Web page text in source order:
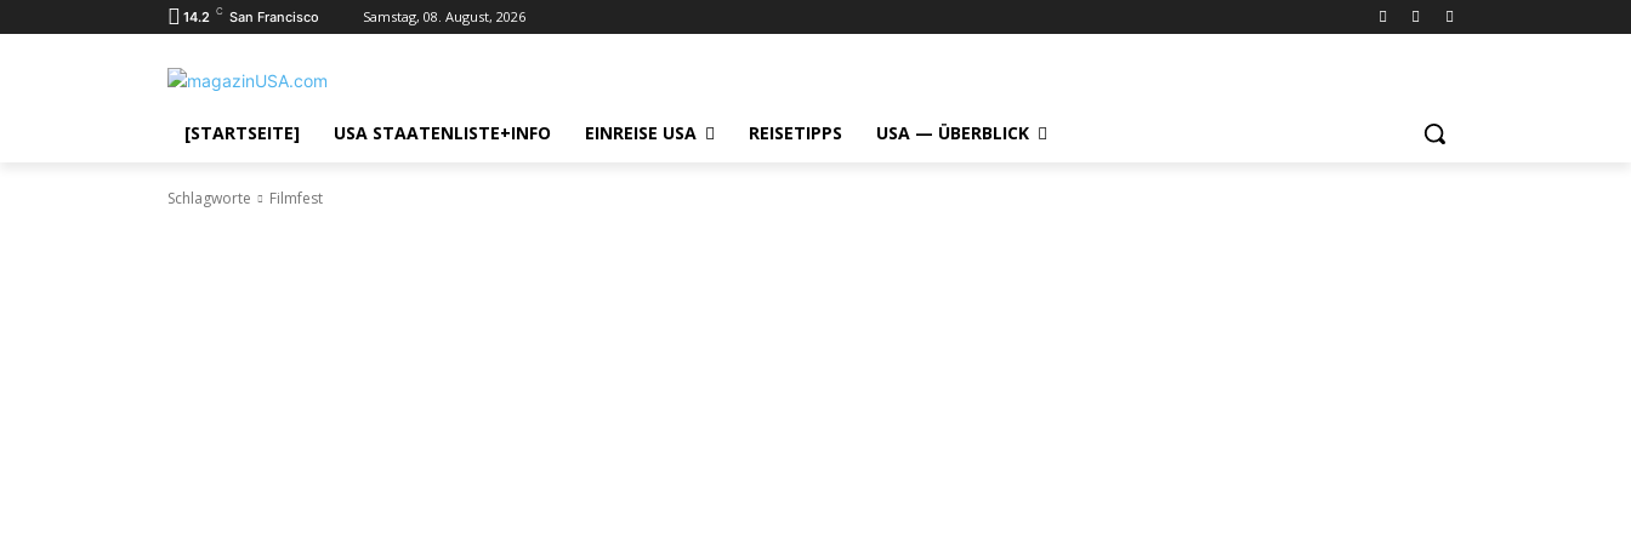
14.2 C San Francisco Samstag, 08. August, 2026
[STARTSEITE] USA STAATENLISTE+INFO EINREISE USA REISETIPPS USA — ÜBERBLICK
Schlagworte Filmfest